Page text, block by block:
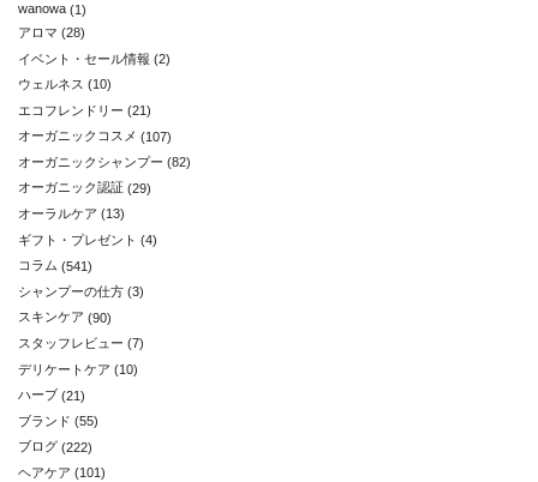
wanowa (1)
アロマ (28)
イベント・セール情報 (2)
ウェルネス (10)
エコフレンドリー (21)
オーガニックコスメ (107)
オーガニックシャンプー (82)
オーガニック認証 (29)
オーラルケア (13)
ギフト・プレゼント (4)
コラム (541)
シャンプーの仕方 (3)
スキンケア (90)
スタッフレビュー (7)
デリケートケア (10)
ハーブ (21)
ブランド (55)
ブログ (222)
ヘアケア (101)